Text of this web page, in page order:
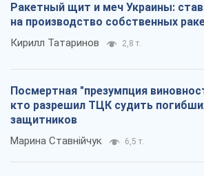
Ракетный щит и меч Украины:
на производство собственных
Кирилл Татаринов 2,8 т.
Посмертная "презумпция
кто разрешил ТЦК судить
защитников
Марина Ставнійчук 6,5 т.